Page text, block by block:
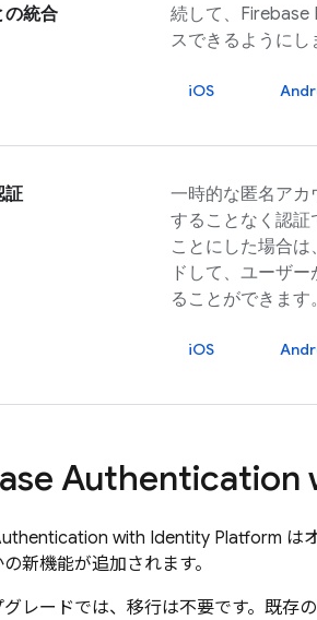
の統合
続して、 Firebase
スできるようにし
iOS
証
一時的な匿名ア
することなく認証
ことにした場合
ドして、ユーザ
ることができます。
iOS
Authentication
with Identity Platform は
新機能が追加されます。
レードでは、移行は不要です。既存